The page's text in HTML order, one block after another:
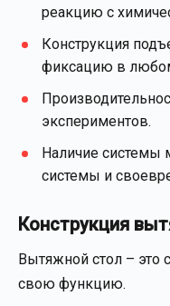
реакцию с
Конструкция
фиксацию в
экспериментов.
Наличие системы
системы и
Конструкция
Вытяжной стол – это
свою функцию.